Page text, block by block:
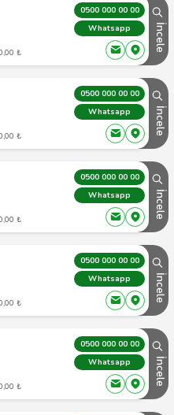
₺
0500 000 00 00
Whatsapp
İncele
₺
0500 000 00 00
Whatsapp
İncele
₺
0500 000 00 00
Whatsapp
İncele
₺
0500 000 00 00
Whatsapp
İncele
₺
0500 000 00 00
Whatsapp
İncele